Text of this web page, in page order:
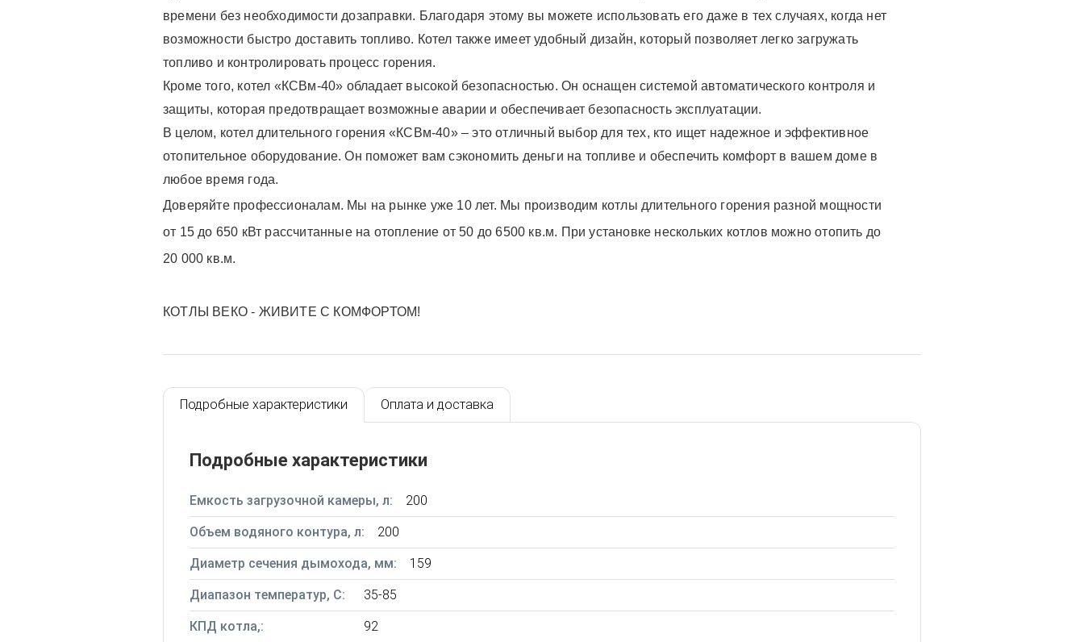
времени без необходимости дозаправки. Благодаря этому вы можете использовать его даже в тех случаях, когда нет
возможности быстро доставить топливо. Котел также имеет удобный дизайн, который позволяет легко загружать
топливо и контролировать процесс горения.
Кроме того, котел «КСВм-40» обладает высокой безопасностью. Он оснащен системой автоматического контроля и
защиты, которая предотвращает возможные аварии и обеспечивает безопасность эксплуатации.
В целом, котел длительного горения «КСВм-40» – это отличный выбор для тех, кто ищет надежное и эффективное
отопительное оборудование. Он поможет вам сэкономить деньги на топливе и обеспечить комфорт в вашем доме в
любое время года.
Доверяйте профессионалам. Мы на рынке уже 10 лет. Мы производим котлы длительного горения разной мощности
от 15 до 650 кВт рассчитанные на отопление от 50 до 6500 кв.м. При установке нескольких котлов можно отопить до
20 000 кв.м.
КОТЛЫ ВЕКО - ЖИВИТЕ С КОМФОРТОМ!
Подробные характеристики Оплата и доставка
Подробные характеристики
Емкость загрузочной камеры, л: 200
Объем водяного контура, л: 200
Диаметр сечения дымохода, мм: 159
Диапазон температур, С: 35-85
КПД котла,: 92